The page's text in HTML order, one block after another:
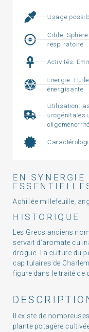
Usage
Cible:
respiratoire
Activités:
Energie:
énergisante
Utilisation:
urogénitales
EN
Achillée millefeuille,
HISTORIQUE
Les Grecs anciens
servait d’aromate
drogue. La culture du
capitulaires de
figure dans le traité de
Il existe de
plante potagère